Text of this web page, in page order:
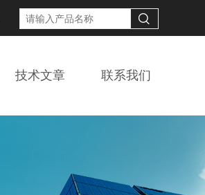
技术文章 联系我们